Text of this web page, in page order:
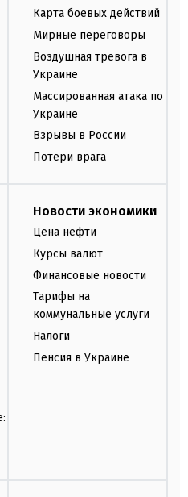
Карта боевых действий
Мирные переговоры
Воздушная тревога в
Украине
Массированная атака по
Украине
Взрывы в России
Потери врага
Новости экономики
Цена нефти
Курсы валют
Финансовые новости
Тарифы на
коммунальные услуги
Налоги
Пенсия в Украине